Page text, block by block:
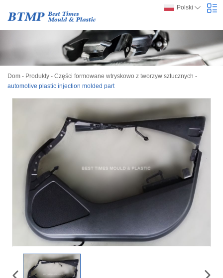
Polski
Dom - Produkty - Części formowane wtryskowo z tworzyw sztucznych -
automotive plastic injection molded part